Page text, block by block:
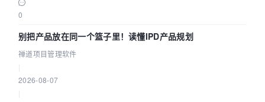
0
别把产品放在同一个篮子里！读懂IPD产品规划
禅道项目管理软件
2026-08-07